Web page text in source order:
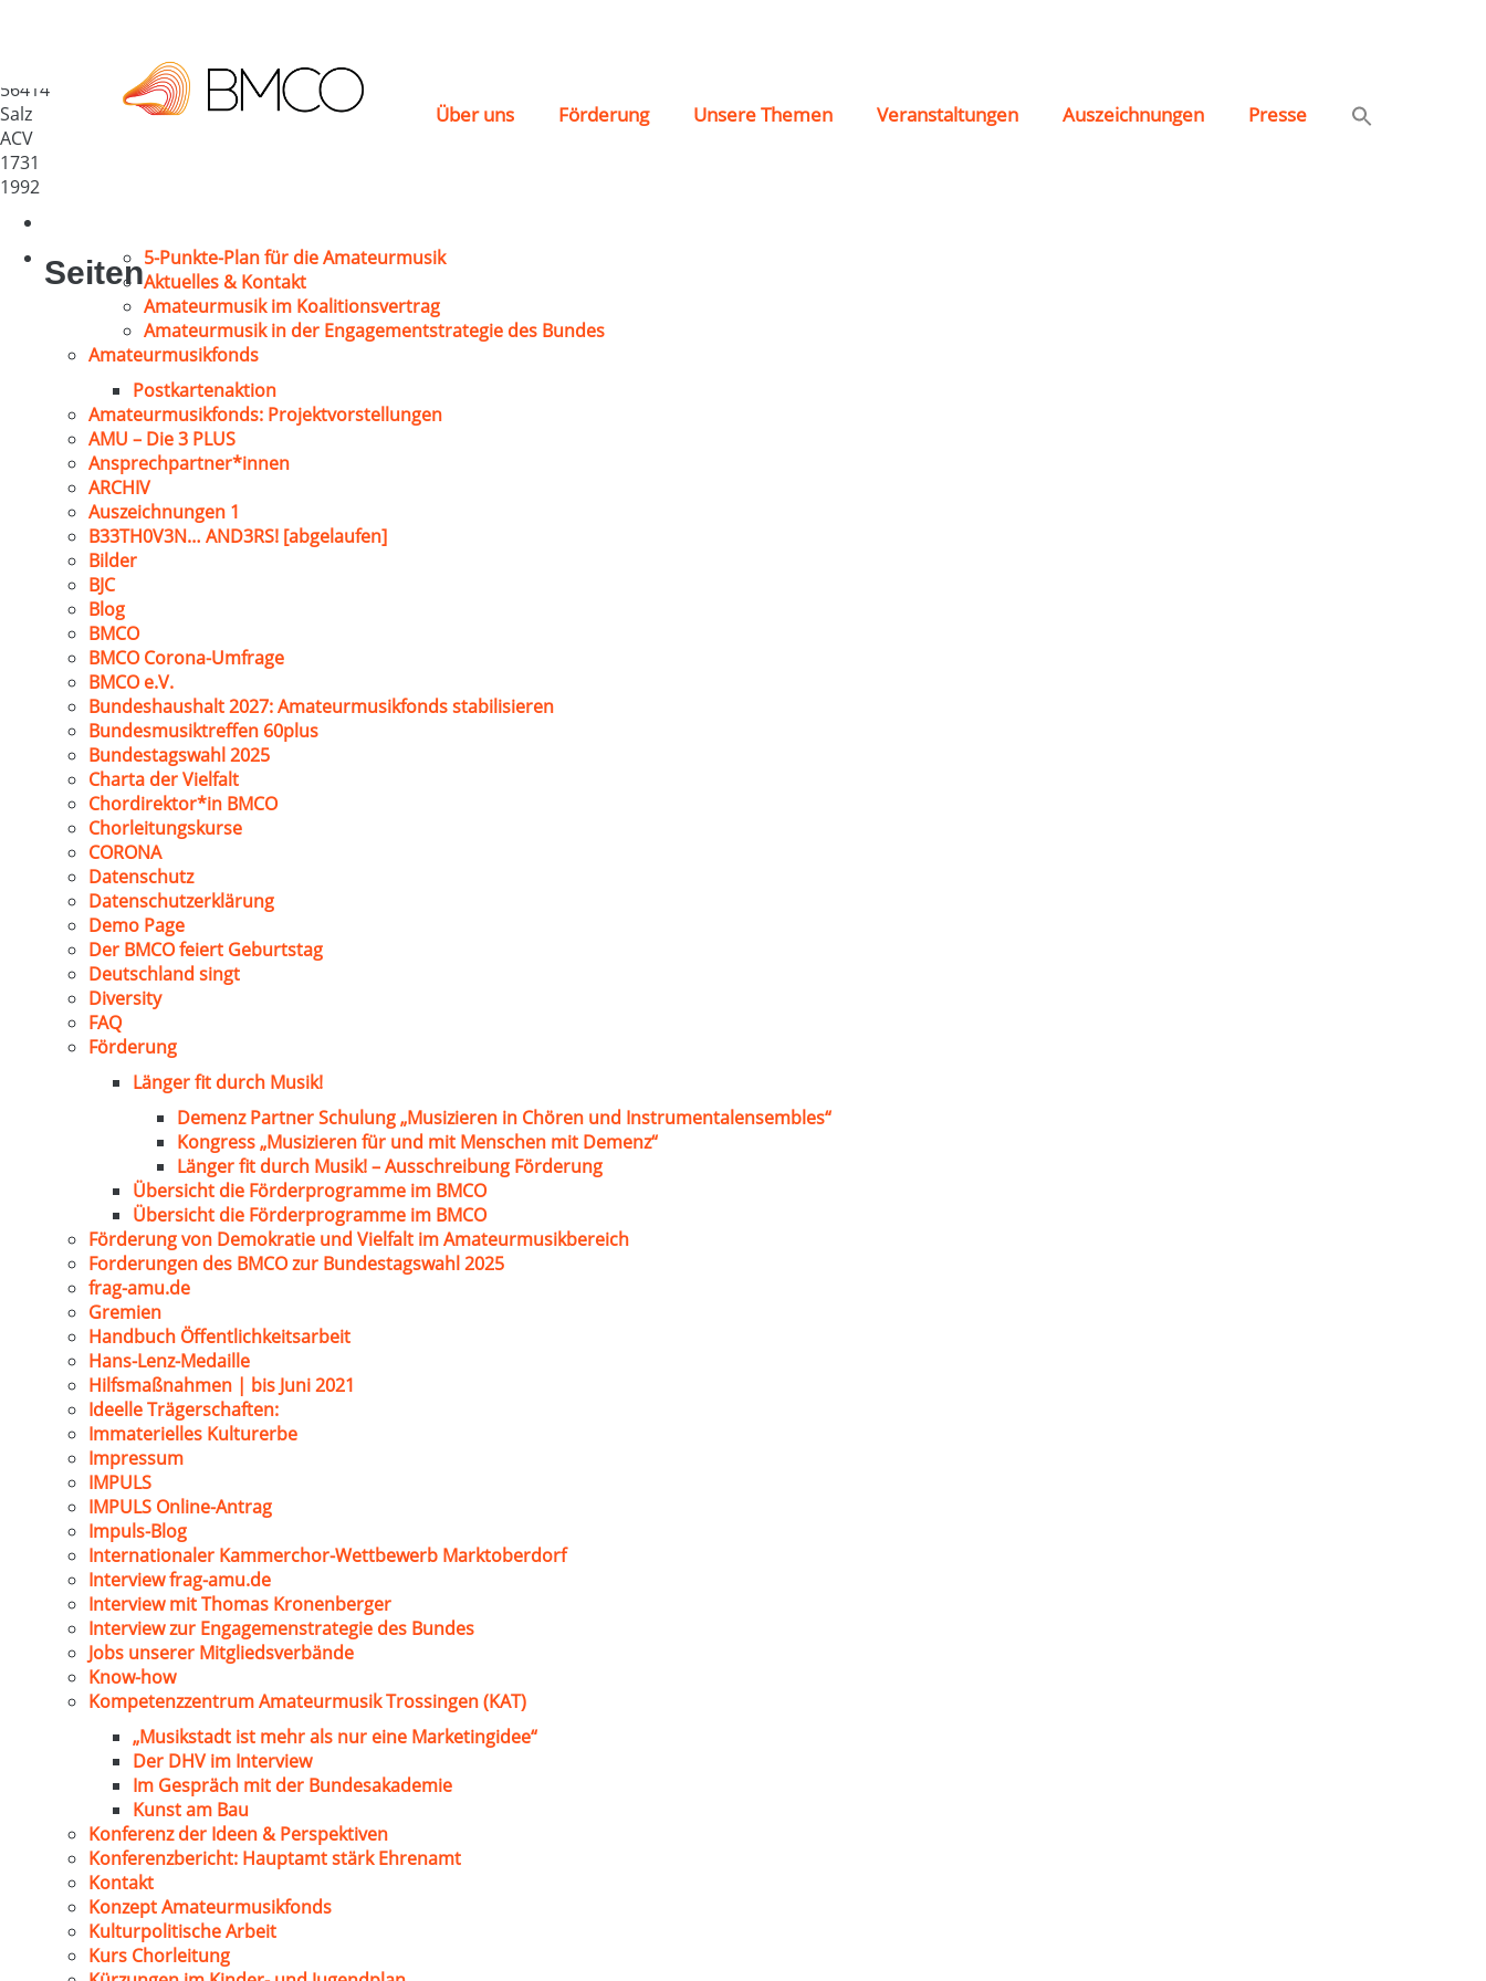
Über uns Förderung Unsere Themen Veranstaltungen Auszeichnungen Presse
56414
Salz
ACV
1731
1992
Seiten5-Punkte-Plan für die Amateurmusik
Aktuelles & Kontakt
Amateurmusik im Koalitionsvertrag
Amateurmusik in der Engagementstrategie des Bundes
Amateurmusikfonds
Postkartenaktion
Amateurmusikfonds: Projektvorstellungen
AMU – Die 3 PLUS
Ansprechpartner*innen
ARCHIV
Auszeichnungen 1
B33TH0V3N… AND3RS! [abgelaufen]
Bilder
BJC
Blog
BMCO
BMCO Corona-Umfrage
BMCO e.V.
Bundeshaushalt 2027: Amateurmusikfonds stabilisieren
Bundesmusiktreffen 60plus
Bundestagswahl 2025
Charta der Vielfalt
Chordirektor*in BMCO
Chorleitungskurse
CORONA
Datenschutz
Datenschutzerklärung
Demo Page
Der BMCO feiert Geburtstag
Deutschland singt
Diversity
FAQ
Förderung
Länger fit durch Musik!
Demenz Partner Schulung „Musizieren in Chören und Instrumentalensembles“
Kongress „Musizieren für und mit Menschen mit Demenz“
Länger fit durch Musik! – Ausschreibung Förderung
Übersicht die Förderprogramme im BMCO
Übersicht die Förderprogramme im BMCO
Förderung von Demokratie und Vielfalt im Amateurmusikbereich
Forderungen des BMCO zur Bundestagswahl 2025
frag-amu.de
Gremien
Handbuch Öffentlichkeitsarbeit
Hans-Lenz-Medaille
Hilfsmaßnahmen | bis Juni 2021
Ideelle Trägerschaften:
Immaterielles Kulturerbe
Impressum
IMPULS
IMPULS Online-Antrag
Impuls-Blog
Internationaler Kammerchor-Wettbewerb Marktoberdorf
Interview frag-amu.de
Interview mit Thomas Kronenberger
Interview zur Engagemenstrategie des Bundes
Jobs unserer Mitgliedsverbände
Know-how
Kompetenzzentrum Amateurmusik Trossingen (KAT)
„Musikstadt ist mehr als nur eine Marketingidee“
Der DHV im Interview
Im Gespräch mit der Bundesakademie
Kunst am Bau
Konferenz der Ideen & Perspektiven
Konferenzbericht: Hauptamt stärk Ehrenamt
Kontakt
Konzept Amateurmusikfonds
Kulturpolitische Arbeit
Kurs Chorleitung